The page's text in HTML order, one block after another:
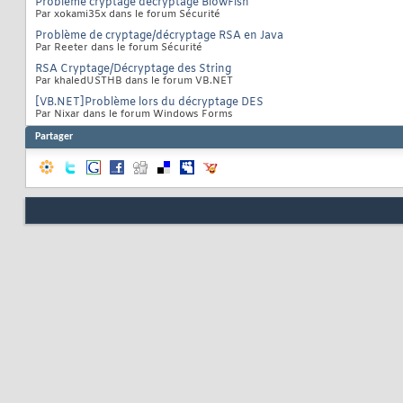
Par xokami35x dans le forum Sécurité
Problème de cryptage/décryptage RSA en Java
Par Reeter dans le forum Sécurité
RSA Cryptage/Décryptage des String
Par khaledUSTHB dans le forum VB.NET
[VB.NET]Problème lors du décryptage DES
Par Nixar dans le forum Windows Forms
Partager